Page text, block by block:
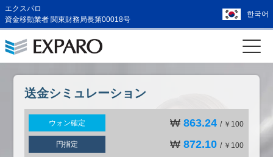
エクスパロ
資金移動業者 関東財務局長第00018号
한국어
送金シミュレーション
ウォン確定 ₩863.24 / ￥100
円指定 ₩872.10 / ￥100